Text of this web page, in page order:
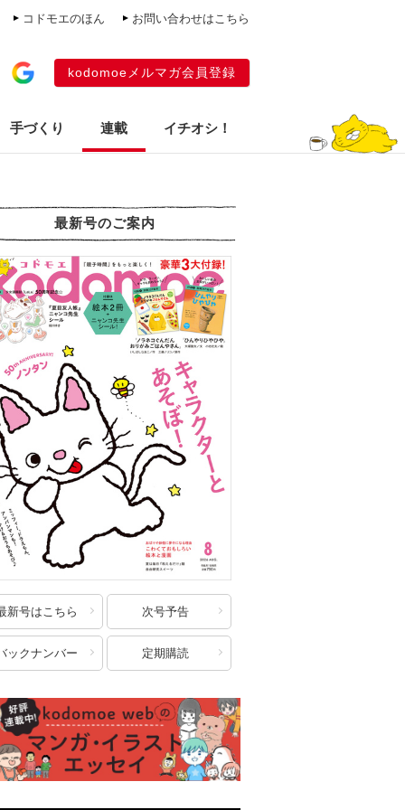
コドモエのほん お問い合わせはこちら
kodomoeメルマガ会員登録
手づくり 連載 イチオシ！
最新号のご案内
新号はこちら 次号予告
ックナンバー 定期購読